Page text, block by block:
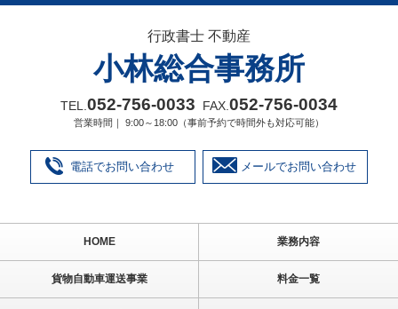
行政書士 不動産
小林総合事務所
TEL. 052‐756‐0033 FAX. 052‐756‐0034
営業時間｜ 9:00～18:00（事前予約で時間外も対応可能）
電話でお問い合わせ メールでお問い合わせ
HOME 業務内容
貨物自動車運送事業 料金一覧